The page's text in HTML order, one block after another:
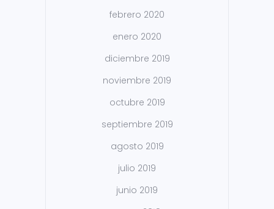
febrero 2020
enero 2020
diciembre 2019
noviembre 2019
octubre 2019
septiembre 2019
agosto 2019
julio 2019
junio 2019